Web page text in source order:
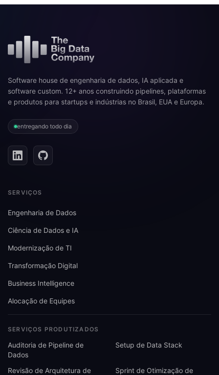
Software house de engenharia de dados, IA aplicada e
software custom. 12+ anos construindo pipelines, plataformas
e produtos para startups e indústrias no Brasil, EUA e Europa.
entregando todo dia
SERVIÇOS
Engenharia de Dados
Ciência de Dados e IA
Modernização de TI
Transformação Digital
Business Intelligence
Alocação de Equipes
SERVIÇOS PRODUTIZADOS
Auditoria de Pipeline de
Dados
Setup de Data Stack
Revisão de Arquitetura de
Sprint de Otimização de